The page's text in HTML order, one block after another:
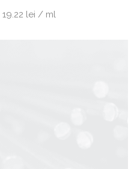
19.22 lei / ml